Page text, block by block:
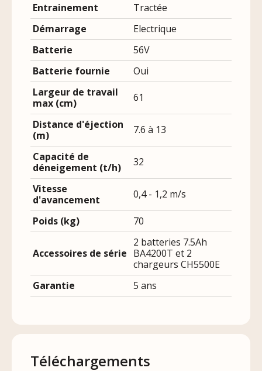
Entrainement
Tractée
Démarrage
Electrique
Batterie
56V
Batterie fournie
Oui
Largeur de travail
max (cm)
61
Distance d'éjection
(m)
7.6 à 13
Capacité de
déneigement (t/h)
32
Vitesse
d'avancement
0,4 - 1,2 m/s
Poids (kg) 70
Accessoires de série
2 batteries 7.5Ah
BA4200T et 2
chargeurs CH5500E
Garantie
5 ans
Téléchargements